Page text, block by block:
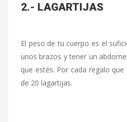
2.- LAGARTIJAS
El peso de tu cuerpo es el
unos brazos y tener un
que estés. Por cada regalo
de 20 lagartijas.